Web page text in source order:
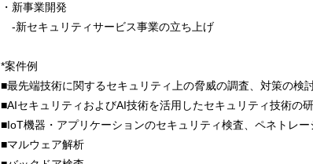
・新事業開発
-新セキュリティサービス事業の立ち上げ
*案件例
■最先端技術に関するセキュリティ上の脅威の調査、対策の検
■AIセキュリティおよびAI技術を活用したセキュリティ技術の
■IoT機器・アプリケーションのセキュリティ検査、ペネトレー
■マルウェア解析